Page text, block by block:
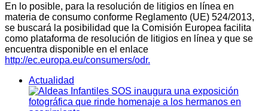
En lo posible, para la resolución de litigios en línea en
materia de consumo conforme Reglamento (UE) 524/2013,
se buscará la posibilidad que la Comisión Europea facilita
como plataforma de resolución de litigios en línea y que se
encuentra disponible en el enlace
http://ec.europa.eu/consumers/odr.
Actualidad